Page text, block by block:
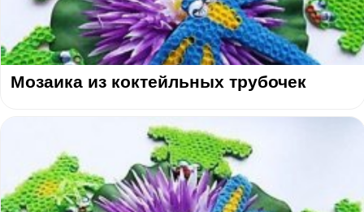
Мозаика из коктейльных трубочек